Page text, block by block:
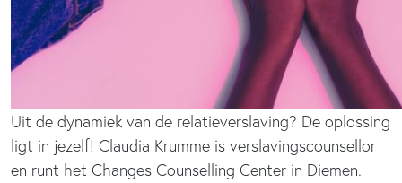
Uit de dynamiek van de relatieverslaving? De oplossing
ligt in jezelf! Claudia Krumme is verslavingscounsellor
en runt het Changes Counselling Center in Diemen.